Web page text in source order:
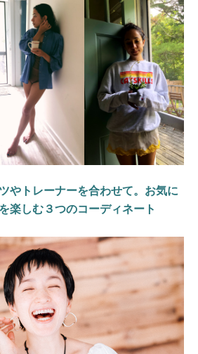
やトレーナーを合わせて。お気に
楽しむ３つのコーディネート